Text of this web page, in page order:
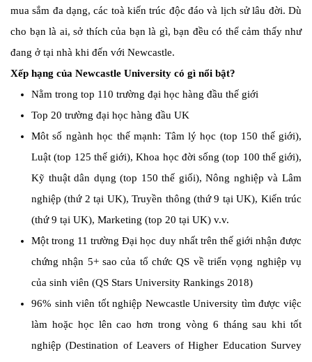
mua sắm đa dạng, các toà kiến trúc độc đáo và lịch sử lâu đời. Dù
cho bạn là ai, sở thích của bạn là gì, bạn đều có thể cảm thấy như
đang ở tại nhà khi đến với Newcastle.
Xếp hạng của Newcastle University có gì nổi bật?
Nằm trong top 110 trường đại học hàng đầu thế giới
Top 20 trường đại học hàng đầu UK
Môt số ngành học thế mạnh: Tâm lý học (top 150 thế giới),
Luật (top 125 thế giới), Khoa học đời sống (top 100 thế giới),
Kỹ thuật dân dụng (top 150 thế giối), Nông nghiệp và Lâm
nghiệp (thứ 2 tại UK), Truyền thông (thứ 9 tại UK), Kiến trúc
(thứ 9 tại UK), Marketing (top 20 tại UK) v.v.
Một trong 11 trường Đại học duy nhất trên thế giới nhận được
chứng nhận 5+ sao của tổ chức QS về triển vọng nghiệp vụ
của sinh viên (QS Stars University Rankings 2018)
96% sinh viên tốt nghiệp Newcastle University tìm được việc
làm hoặc học lên cao hơn trong vòng 6 tháng sau khi tốt
nghiệp (Destination of Leavers of Higher Education Survey